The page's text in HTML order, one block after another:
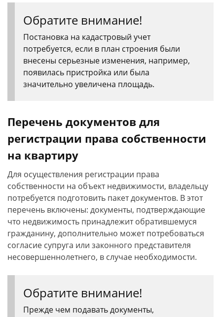
Обратите внимание!
Постановка на кадастровый учет
потребуется, если в план строения были
внесены серьезные изменения, например,
появилась пристройка или была
значительно увеличена площадь.
Перечень документов для
регистрации права собственности
на квартиру
Для осуществления регистрации права
собственности на объект недвижимости, владельцу
потребуется подготовить пакет документов. В этот
перечень включены: документы, подтверждающие
что недвижимость принадлежит обратившемуся
гражданину, дополнительно может потребоваться
согласие супруга или законного представителя
несовершеннолетнего, в случае необходимости.
Обратите внимание!
Прежде чем подавать документы,